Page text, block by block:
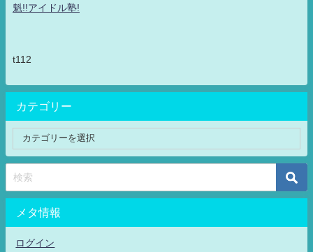
魁!!アイドル塾!
t112
カテゴリー
メタ情報
ログイン